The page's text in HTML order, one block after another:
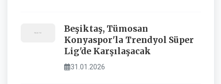
Beşiktaş, Tümosan
Konyaspor'la Trendyol Süper
Lig'de Karşılaşacak
31.01.2026